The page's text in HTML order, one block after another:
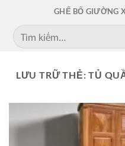
GHẾ BỐ GIƯỜNG
Tìm
kiếm:
LƯU TRỮ THẺ:TỦ